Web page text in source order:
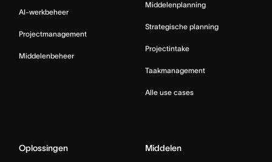
AI-werkbeheer
Projectmanagement
Middelenbeheer
Middelenplanning
Strategische planning
Projectintake
Taakmanagement
Alle use cases
Oplossingen Middelen